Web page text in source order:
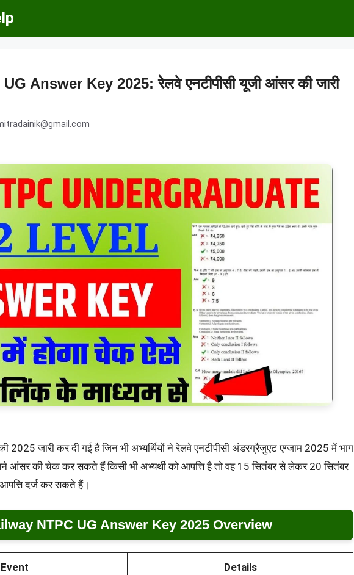
Answer Key 2025: रेलवे एनटीपीसी यूजी आंसर की जारी
2025 जारी कर दी गई है जिन भी अभ्यर्थियों ने रेलवे एनटीपीसी अंडरग्रैजुएट एग्जाम 2025 में भाग
आंसर की चेक कर सकते हैं किसी भी अभ्यर्थी को आपत्ति है तो वह 15 सितंबर से लेकर 20 सितंबर
दर्ज कर सकते हैं।
NTPC UG Answer Key 2025 Overview
Event Details